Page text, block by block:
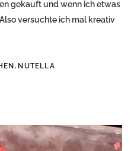
gekauft und wenn ich etwas
versuchte ich mal kreativ
, NUTELLA